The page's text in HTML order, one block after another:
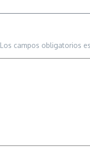
Los campos obligatorios